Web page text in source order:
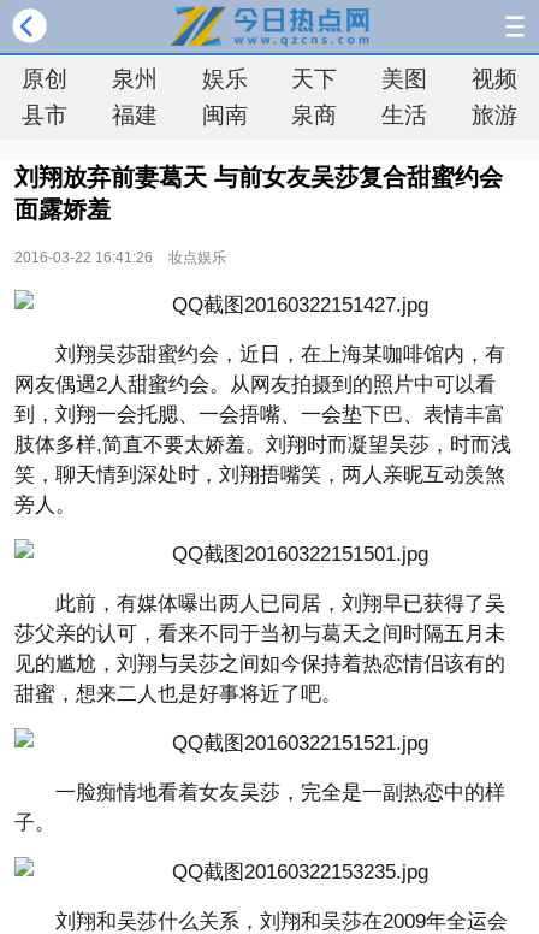
原创 泉州 娱乐 天下 美图
视频
县市
福建 闽南 泉商 生活 旅游
刘翔放弃前妻葛天 与前女友吴莎复合甜蜜约会
面露娇羞
2016-03-22 16:41:26 妆点娱乐
刘翔吴莎甜蜜约会，近日，在上海某咖啡馆内，有
网友偶遇2人甜蜜约会。从网友拍摄到的照片中可以看
到，刘翔一会托腮、一会捂嘴、一会垫下巴、表情丰富
肢体多样,简直不要太娇羞。刘翔时而凝望吴莎，时而浅
笑，聊天情到深处时，刘翔捂嘴笑，两人亲昵互动羡煞
旁人。
此前，有媒体曝出两人已同居，刘翔早已获得了吴
莎父亲的认可，看来不同于当初与葛天之间时隔五月未
见的尴尬，刘翔与吴莎之间如今保持着热恋情侣该有的
甜蜜，想来二人也是好事将近了吧。
一脸痴情地看着女友吴莎，完全是一副热恋中的样
子。
刘翔和吴莎什么关系，刘翔和吴莎在2009年全运会